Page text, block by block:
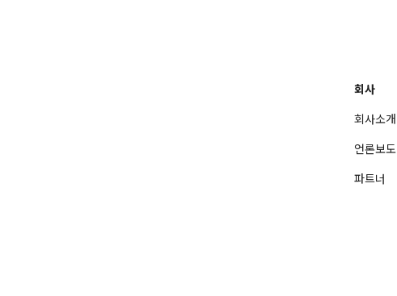
회사
회사소개
언론보도
파트너